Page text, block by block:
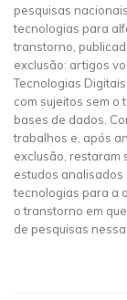
pesquisas
tecnologias para
transtorno,
exclusão: artigos
Tecnologias
com sujeitos sem o
bases de dados.
trabalhos e, após
exclusão, restaram
estudos
tecnologias para a
o transtorno em
de pesquisas nessa